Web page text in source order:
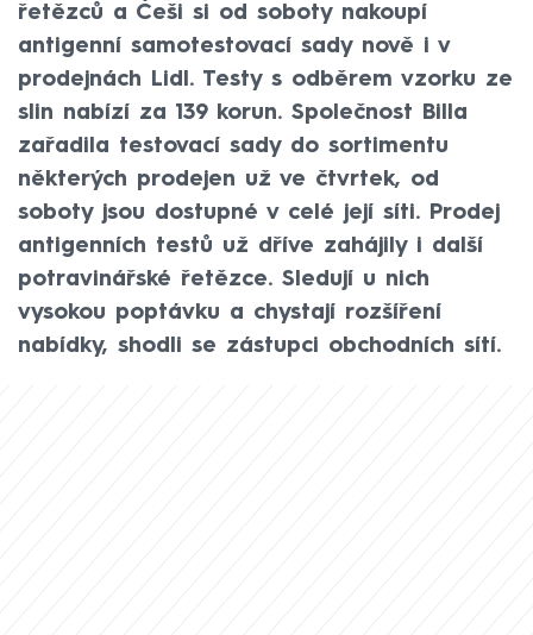
řetězců a Češi si od soboty nakoupí
antigenní samotestovací sady nově i v
prodejnách Lidl. Testy s odběrem vzorku ze
slin nabízí za 139 korun. Společnost Billa
zařadila testovací sady do sortimentu
některých prodejen už ve čtvrtek, od
soboty jsou dostupné v celé její síti. Prodej
antigenních testů už dříve zahájily i další
potravinářské řetězce. Sledují u nich
vysokou poptávku a chystají rozšíření
nabídky, shodli se zástupci obchodních sítí.